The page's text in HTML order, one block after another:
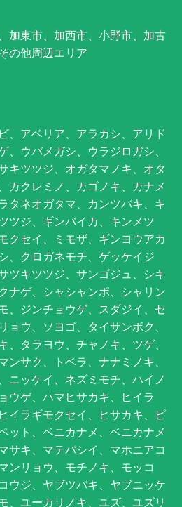
加東市、加西市、小野市、加古
の他周辺エリア
、アベリア、アラカシ、アリド
、ウバメガシ、ウラジロガシ、
キツツジ、オガタマノキ、オタ
カクレミノ、カゴノキ、カナメ
タネオガタマ、カンツバキ、キ
ツジ、ギンバイカ、キンメツ
クセイ、ミモザ、ギンヨウアカ
、クロガネモチ、ゲッケイジ
ツキツツジ、サンゴジュ、シキ
ナゲ、シャシャンポ、シャリン
、ジンチョウゲ、スダジイ、セ
ョウ、ソヨゴ、タイサンボク、
、タラヨウ、チャノキ、ツゲ、
ンサク、トベラ、ナナミノキ、
ニッケイ、ネズミモチ、ハイノ
ウゲ、ハマヒサカキ、ヒイラ
イラギモクセイ、ヒサカキ、ピ
ット、ベニカナメ、ベニカナメ
サキ、マテバシイ、マホニアコ
ンリョウ、モチノキ、モッコ
ウジ、ヤブツバキ、ヤブニッケ
、ユーカリノキ、ユズ、ユズリ